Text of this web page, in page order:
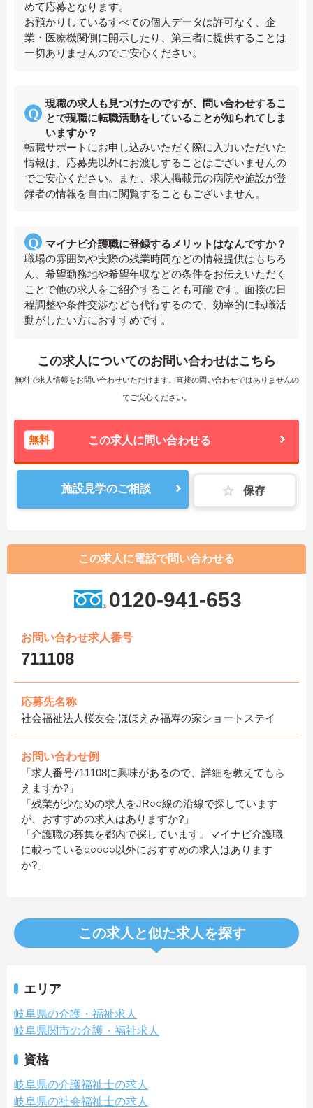
めて応募となります。
お預かりしているすべての個人データは許可なく、企
業・医療機関側に開示したり、第三者に提供することは
一切ありませんのでご安心ください。
現職の求人も見つけたのですが、問い合わせするこ
とで現職に転職活動をしていることが知られてしま
いますか？
転職サポートにお申し込みいただく際に入力いただいた
情報は、応募先以外にお渡しすることはございませんの
でご安心ください。また、求人掲載元の病院や施設が登
録者の情報を自由に閲覧することもございません。
マイナビ介護職に登録するメリットはなんですか？
職場の雰囲気や実際の残業時間などの情報提供はもちろ
ん、希望勤務地や希望年収などの条件をお伝えいただく
ことで他の求人をご紹介することも可能です。面接の日
程調整や条件交渉なども代行するので、効率的に転職活
動がしたい方におすすめです。
この求人についてのお問い合わせはこちら
無料で求人情報をお問い合わせいただけます。直接の問い合わせではありませんの
でご安心ください。
無料 この求人に問い合わせる
施設見学のご相談 保存
この求人に電話で問い合わせる
0120-941-653
お問い合わせ求人番号
711108
応募先名称
社会福祉法人桜友会 ほほえみ福寿の家ショートステイ
お問い合わせ例
「求人番号711108に興味があるので、詳細を教えてもら
えますか?」
「残業が少なめの求人をJR○○線の沿線で探しています
が、おすすめの求人はありますか?」
「介護職の募集を都内で探しています。マイナビ介護職
に載っている○○○○○以外におすすめの求人はあります
か?」
この求人と似た求人を探す
エリア
岐阜県の介護・福祉求人
岐阜県関市の介護・福祉求人
資格
岐阜県の介護福祉士の求人
岐阜県の社会福祉士の求人